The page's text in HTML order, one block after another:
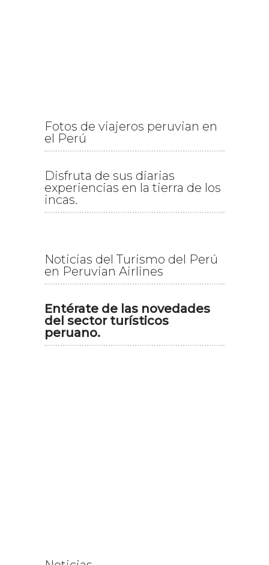
Fotos de viajeros peruvian en
el Perú
Disfruta de sus diarias
experiencias en la tierra de los
incas.
Noticias del Turismo del Perú
en Peruvian Airlines
Entérate de las novedades
del sector turísticos
peruano.